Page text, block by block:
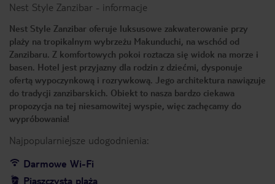
Nest Style Zanzibar - informacje
Nest Style Zanzibar oferuje luksusowe zakwaterowanie przy
plaży na tropikalnym wybrzeżu Makunduchi, na wschód od
Zanzibaru. Z komfortowych pokoi roztacza się widok na morze i
basen. Hotel jest przyjazny dla rodzin z dziećmi, dysponuje
ofertą wypoczynkową i rozrywkową. Jego architektura nawiązuje
do tradycji zanzibarskich. Obiekt to nasza bardzo ciekawa
propozycja na tej niesamowitej wyspie, więc zachęcamy do
wypróbowania!
Najpopularniejsze udogodnienia:
Darmowe Wi-Fi
Piaszczysta plaża